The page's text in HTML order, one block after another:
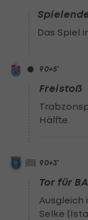
Das Spiel
90+5'
Freistoß
Hälfte.
90+3'
Tor für
Ausgleich
Selke